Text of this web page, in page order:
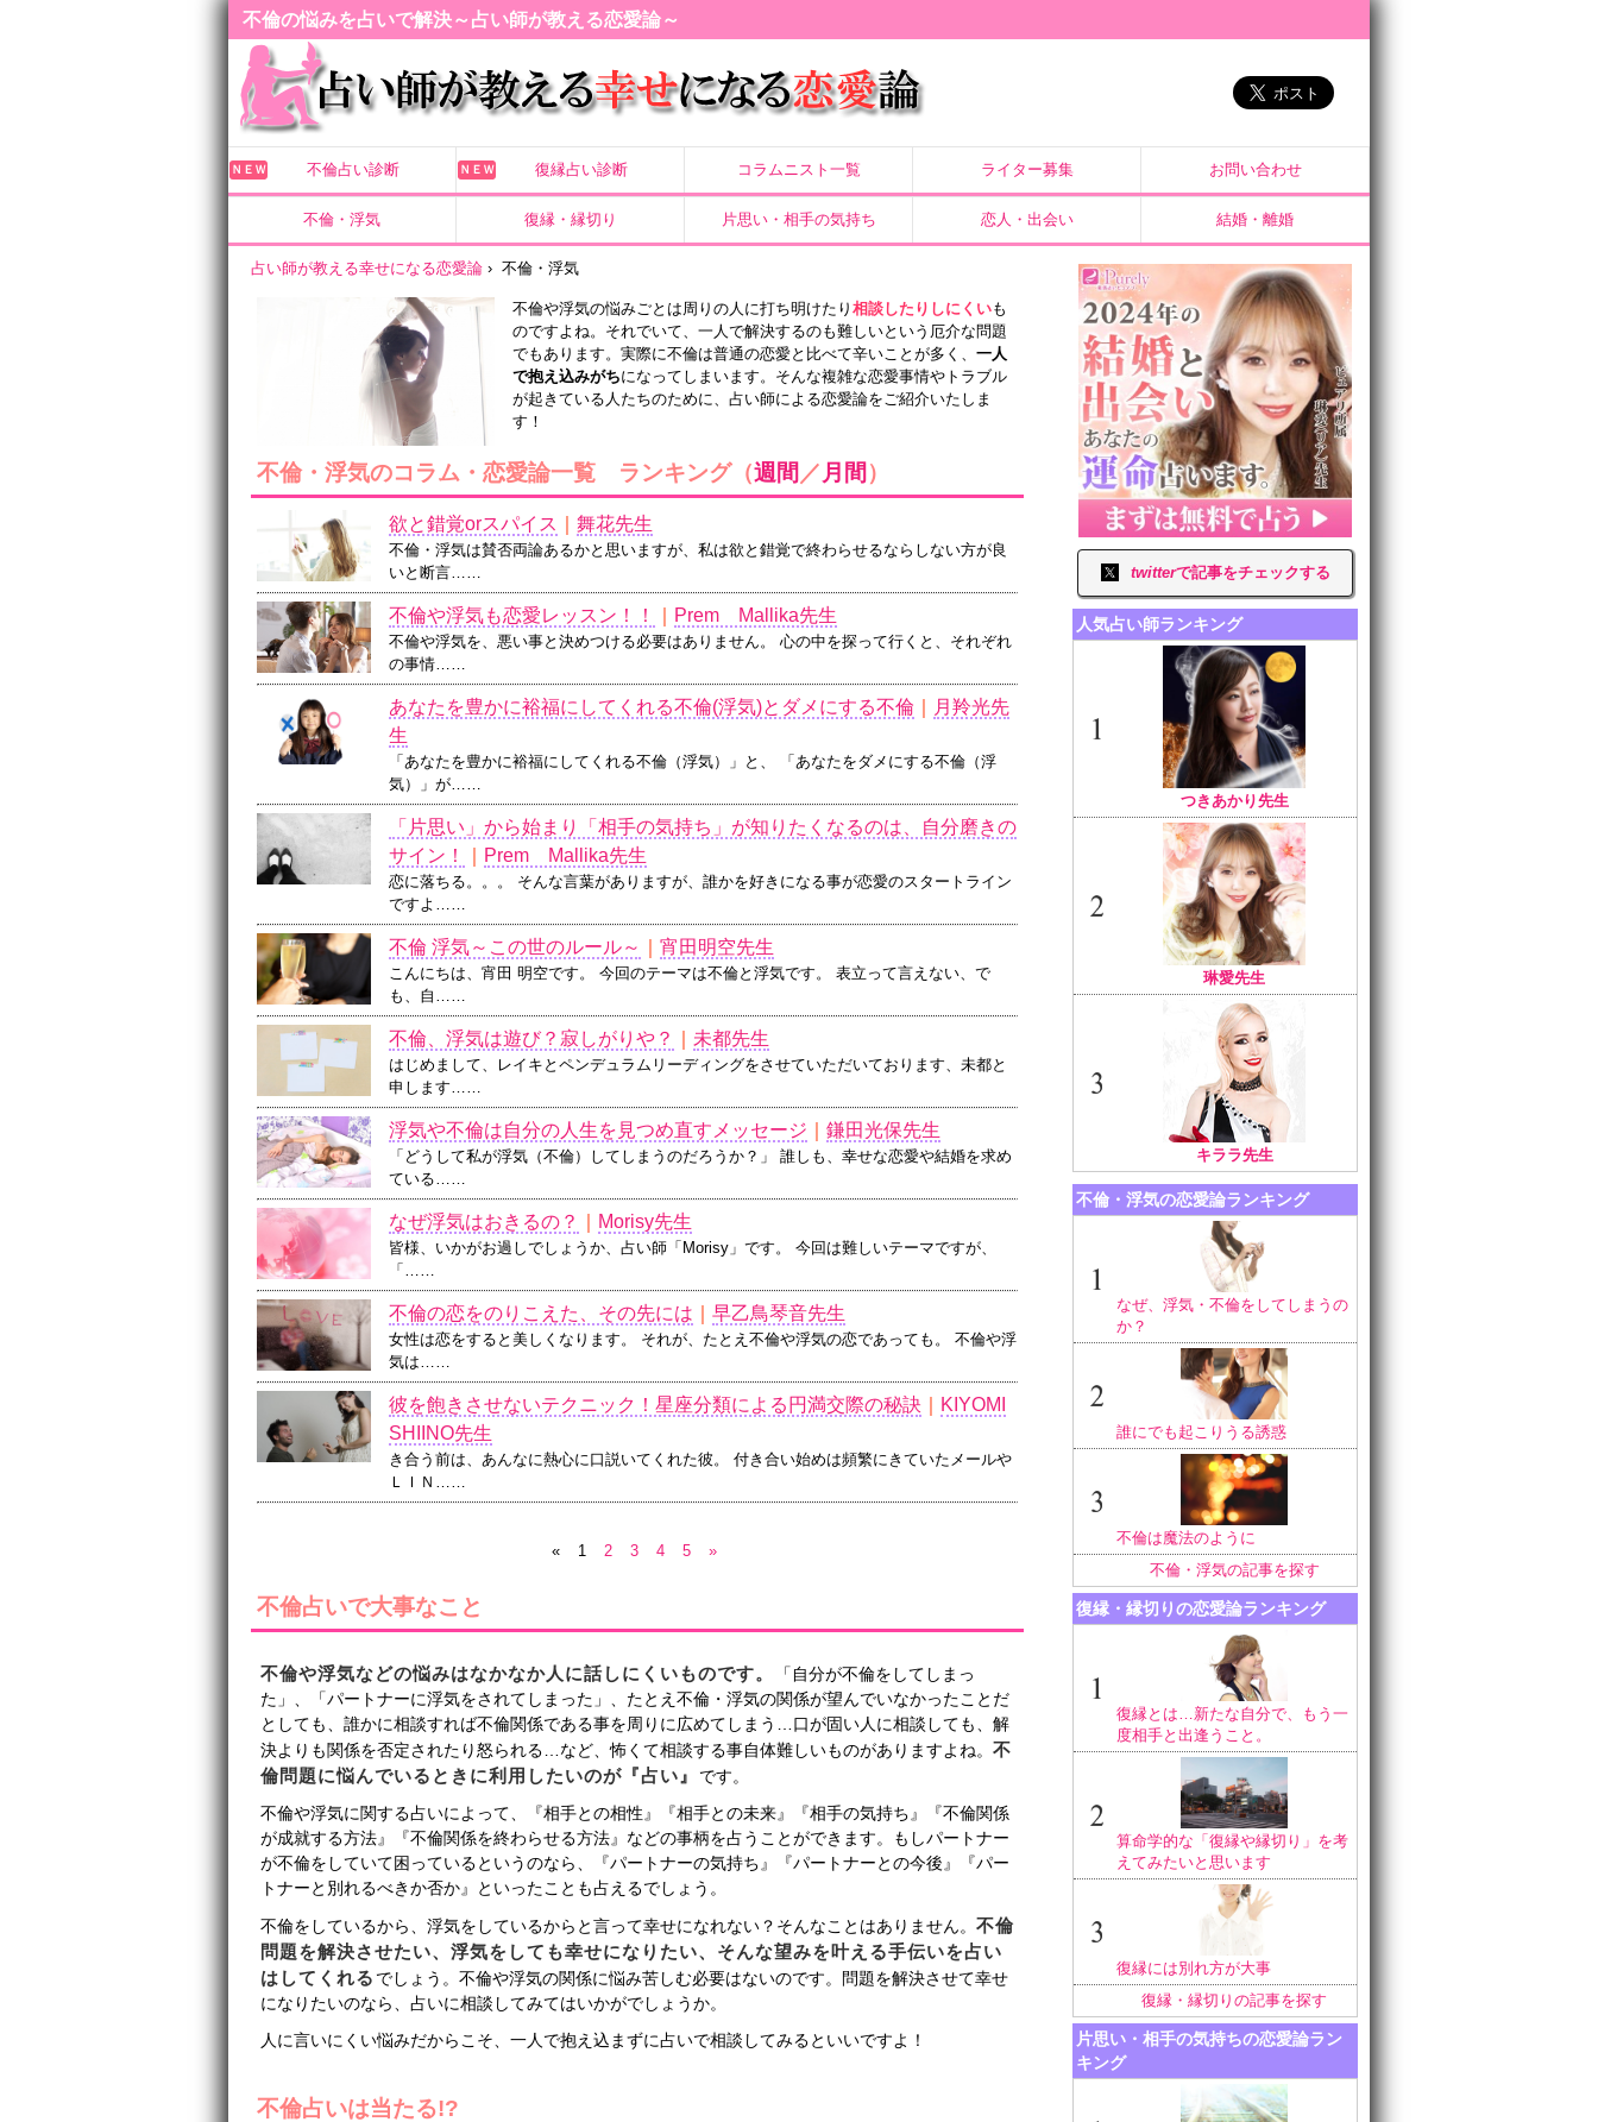
不倫の悩みを占いで解決～占い師が教える恋愛論～
ＮＥＷ 不倫占い診断 ＮＥＷ 復縁占い診断 コラムニスト一覧 ライター募集 お問い合わせ
不倫・浮気 復縁・縁切り 片思い・相手の気持ち 恋人・出会い 結婚・離婚
占い師が教える幸せになる恋愛論 › 不倫・浮気
不倫や浮気の悩みごとは周りの人に打ち明けたり相談したりしにくいも
のですよね。それでいて、一人で解決するのも難しいという厄介な問題
でもあります。実際に不倫は普通の恋愛と比べて辛いことが多く、一人
で抱え込みがちになってしまいます。そんな複雑な恋愛事情やトラブル
が起きている人たちのために、占い師による恋愛論をご紹介いたしま
す！
不倫・浮気のコラム・恋愛論一覧 ランキング（週間 ／ 月間 ）
欲と錯覚orスパイス ｜舞花先生
不倫・浮気は賛否両論あるかと思いますが、私は欲と錯覚で終わらせるならしない方が良
いと断言……
不倫や浮気も恋愛レッスン！！ Prem Mallika先生
不倫や浮気を、悪い事と決めつける必要はありません。 心の中を探って行くと、それぞれ
の事情……
あなたを豊かに裕福にしてくれる不倫(浮気)とダメにする不倫
月羚光先
生
「あなたを豊かに裕福にしてくれる不倫（浮気）」と、 「あなたをダメにする不倫（浮
気）」が……
「片思い」から始まり「相手の気持ち」が知りたくなるのは、自分磨きの
サイン！
Prem Mallika先生
恋に落ちる。。。 そんな言葉がありますが、誰かを好きになる事が恋愛のスタートライン
ですよ……
不倫 浮気～この世のルール～ ｜宵田明空先生
こんにちは、宵田 明空です。 今回のテーマは不倫と浮気です。 表立って言えない、で
も、自……
不倫、浮気は遊び？寂しがりや？ 未都先生
はじめまして、レイキとペンデュラムリーディングをさせていただいております、未都と
申します……
浮気や不倫は自分の人生を見つめ直すメッセージ ｜鎌田光保先生
「どうして私が浮気（不倫）してしまうのだろうか？」 誰しも、幸せな恋愛や結婚を求め
ている……
なぜ浮気はおきるの？ Morisy先生
皆様、いかがお過しでしょうか、占い師「Morisy」です。 今回は難しいテーマですが、
「……
不倫の恋をのりこえた、その先には ｜早乙鳥琴音先生
女性は恋をすると美しくなります。 それが、たとえ不倫や浮気の恋であっても。 不倫や浮
気は……
彼を飽きさせないテクニック！星座分類による円満交際の秘訣
KIYOMI
SHIINO先生
き合う前は、あんなに熱心に口説いてくれた彼。 付き合い始めは頻繁にきていたメールや
ＬＩＮ……
« 1 2 3 4 5 »
不倫占いで大事なこと
不倫や浮気などの悩みはなかなか人に話しにくいものです。
「自分が不倫をしてしまっ
た」、「パートナーに浮気をされてしまった」、たとえ不倫・浮気の関係が望んでいなかったことだ
としても、誰かに相談すれば不倫関係である事を周りに広めてしまう…口が固い人に相談しても、解
決よりも関係を否定されたり怒られる…など、怖くて相談する事自体難しいものがありますよね。不
倫問題に悩んでいるときに利用したいのが『占い』
です。
不倫や浮気に関する占いによって、『相手との相性』『相手との未来』『相手の気持ち』『不倫関係
が成就する方法』『不倫関係を終わらせる方法』などの事柄を占うことができます。もしパートナー
が不倫をしていて困っているというのなら、『パートナーの気持ち』『パートナーとの今後』『パー
トナーと別れるべきか否か』といったことも占えるでしょう。
不倫をしているから、浮気をしているからと言って幸せになれない？そんなことはありません。不倫
問題を解決させたい、浮気をしても幸せになりたい、そんな望みを叶える手伝いを占い
はしてくれる でしょう。不倫や浮気の関係に悩み苦しむ必要はないのです。問題を解決させて幸せ
になりたいのなら、占いに相談してみてはいかがでしょうか。
人に言いにくい悩みだからこそ、一人で抱え込まずに占いで相談してみるといいですよ！
不倫占いは当たる!?
twitterで記事をチェックする
人気占い師ランキング
つきあかり先生
琳愛先生
キララ先生
不倫・浮気の恋愛論ランキング
なぜ、浮気・不倫をしてしまうの
か？
誰にでも起こりうる誘惑
不倫は魔法のように
不倫・浮気の記事を探す
復縁・縁切りの恋愛論ランキング
復縁とは…新たな自分で、もう一
度相手と出逢うこと。
算命学的な「復縁や縁切り」を考
えてみたいと思います
復縁には別れ方が大事
復縁・縁切りの記事を探す
片思い・相手の気持ちの恋愛論ラン
キング